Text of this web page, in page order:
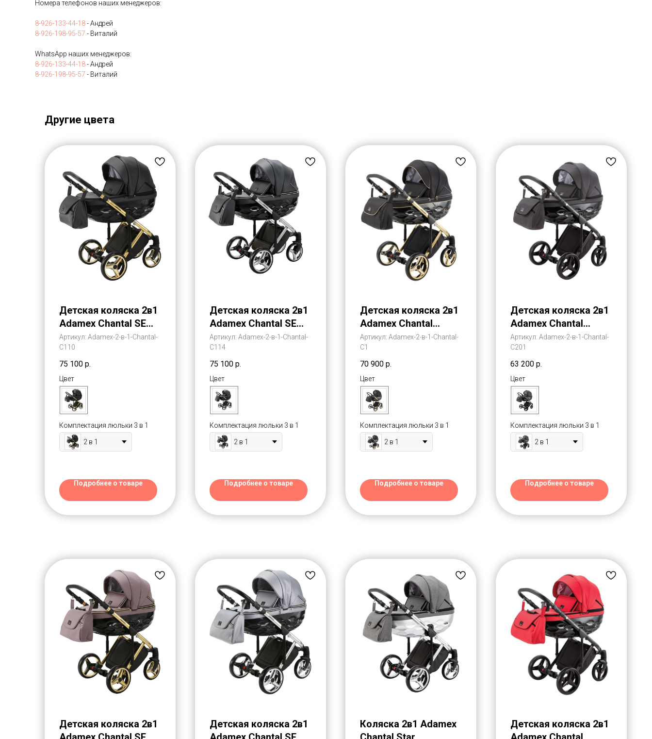
Номера телефонов наших менеджеров:
8-926-133-44-18- Андрей
8-926-198-95-57 - Виталий
WhatsApp наших менеджеров:
8-926-133-44-18- Андрей
8-926-198-95-57 - Виталий
Другие цвета
Детская коляска 2в1
Adamex Chantal SE
2020 Эко-Кожа
(Адамекс Шантал СЕ
2020)
Артикул: Adamex-2-в-1-Chantal-
С110
75 100 р.
Цвет
Комплектация люльки 3 в 1
2 в 1
Подробнее о товаре
Детская коляска 2в1
Adamex Chantal SE
2020 Эко-Кожа
(Адамекс Шантал СЕ
2020)
Артикул: Adamex-2-в-1-Chantal-
С114
75 100 р.
Цвет
Комплектация люльки 3 в 1
2 в 1
Подробнее о товаре
Детская коляска 2в1
Adamex Chantal
Xrome SE (Шантал)
Артикул: Adamex-2-в-1-Chantal-
С1
70 900 р.
Цвет
Комплектация люльки 3 в 1
2 в 1
Подробнее о товаре
Детская коляска 2в1
Adamex Chantal
(Шантал)
Артикул: Adamex-2-в-1-Chantal-
С201
63 200 р.
Цвет
Комплектация люльки 3 в 1
2 в 1
Подробнее о товаре
Детская коляска 2в1
Детская коляска 2в1
Коляска 2в1 Adamex
Детская коляска 2в1